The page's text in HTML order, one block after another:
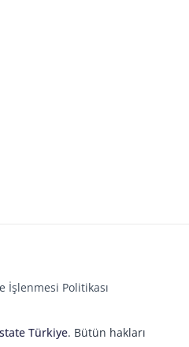
İşlenmesi Politikası
Türkiye. Bütün hakları